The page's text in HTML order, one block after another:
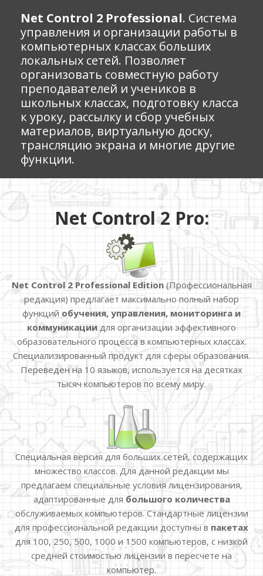
Net Control 2 Professional. Система
управления и организации работы в
компьютерных классах больших
локальных сетей. Позволяет
организовать совместную работу
преподавателей и учеников в
школьных классах, подготовку класса
к уроку, рассылку и сбор учебных
материалов, виртуальную доску,
трансляцию экрана и многие другие
функции.
Net Control 2 Pro:
Net Control 2 Professional Edition(Профессиональная
редакция) предлагает максимально полный набор
функций обучения, управления, мониторинга и
коммуникациидля организации эффективного
образовательного процесса в компьютерных классах.
Специализированный продукт для сферы образования.
Переведен на 10 языков, используется на десятках
тысяч компьютеров по всему миру.
Специальная версия для больших сетей, содержащих
множество классов. Для данной редакции мы
предлагаем специальные условия лицензирования,
адаптированные для большого количества
обслуживаемых компьютеров. Стандартные лицензии
для профессиональной редакции доступны в пакетах
для 100, 250, 500, 1000 и 1500 компьютеров, с низкой
средней стоимостью лицензии в пересчете на
компьютер.